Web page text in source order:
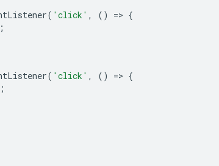
( 'click' , () => {
;
( 'click' , () => {
;